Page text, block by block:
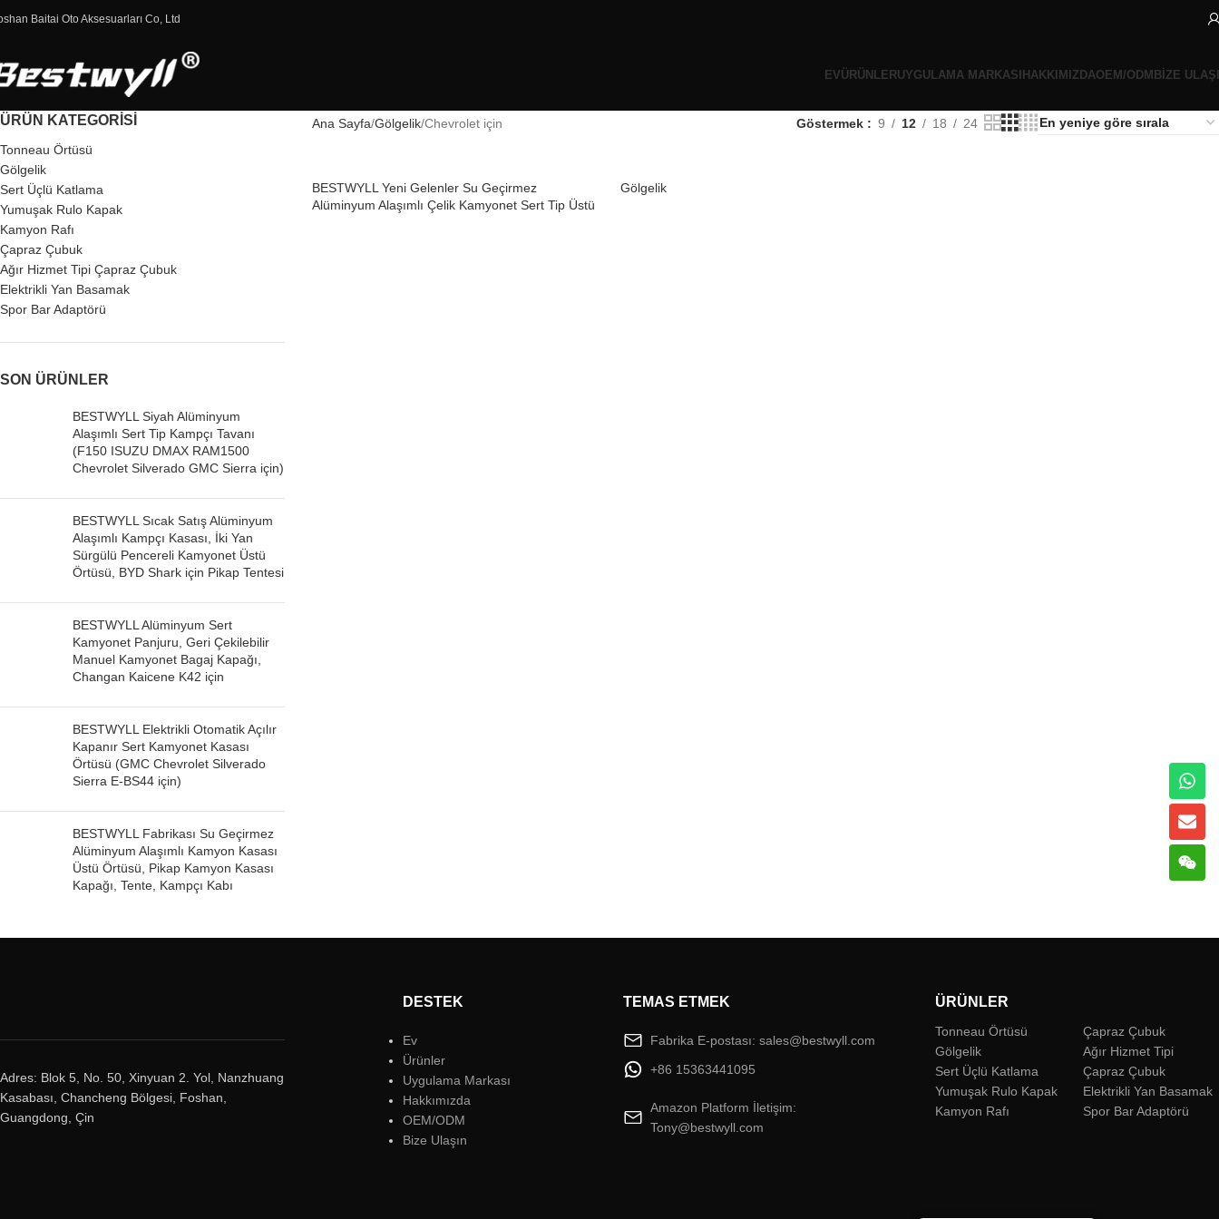
Baitai Oto Aksesuarları Co, Ltd
EVÜRÜNLERUYGULAMA MARKASIHAKKIMIZDAOEM/ODMBIZE
ÜRÜN KATEGORISI
Tonneau Örtüsü
Gölgelik
Sert Üçlü Katlama
Yumuşak Rulo Kapak
Kamyon Rafı
Çapraz Çubuk
Ağır Hizmet Tipi Çapraz Çubuk
Elektrikli Yan Basamak
Spor Bar Adaptörü
SON ÜRÜNLER
BESTWYLL Siyah Alüminyum
Alaşımlı Sert Tip Kampçı Tavanı
(F150 ISUZU DMAX RAM1500
Chevrolet Silverado GMC Sierra için)
BESTWYLL Sıcak Satış Alüminyum
Alaşımlı Kampçı Kasası, İki Yan
Sürgülü Pencereli Kamyonet Üstü
Örtüsü, BYD Shark için Pikap Tentesi
BESTWYLL Alüminyum Sert
Kamyonet Panjuru, Geri Çekilebilir
Manuel Kamyonet Bagaj Kapağı,
Changan Kaicene K42 için
BESTWYLL Elektrikli Otomatik Açılır
Kapanır Sert Kamyonet Kasası
Örtüsü (GMC Chevrolet Silverado
Sierra E-BS44 için)
BESTWYLL Fabrikası Su Geçirmez
Alüminyum Alaşımlı Kamyon Kasası
Üstü Örtüsü, Pikap Kamyon Kasası
Kapağı, Tente, Kampçı Kabı
Ana Sayfa Gölgelik Chevrolet için Göstermek 9 12 18 24
BESTWYLL Yeni Gelenler Su Geçirmez
Alüminyum Alaşımlı Çelik Kamyonet Sert Tip Üstü
Gölgelik
Adres: Blok 5, No. 50, Xinyuan 2. Yol, Nanzhuang
Kasabası, Chancheng Bölgesi, Foshan,
Guangdong, Çin
DESTEK
Ev
Ürünler
Uygulama Markası
Hakkımızda
OEM/ODM
Bize Ulaşın
TEMAS ETMEK
Fabrika E-postası: sales@bestwyll.com
+86 15363441095
Amazon Platform İletişim:
Tony@bestwyll.com
ÜRÜNLER
Tonneau Örtüsü
Gölgelik
Sert Üçlü Katlama
Yumuşak Rulo Kapak
Kamyon Rafı
Çapraz Çubuk
Ağır Hizmet Tipi
Çapraz Çubuk
Elektrikli Yan Basamak
Spor Bar Adaptörü